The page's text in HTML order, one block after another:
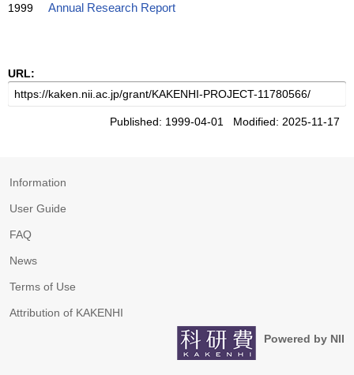
1999 Annual Research Report
URL:
Published: 1999-04-01 Modified: 2025-11-17
Information
User Guide
FAQ
News
Terms of Use
Attribution of KAKENHI
Powered by NII